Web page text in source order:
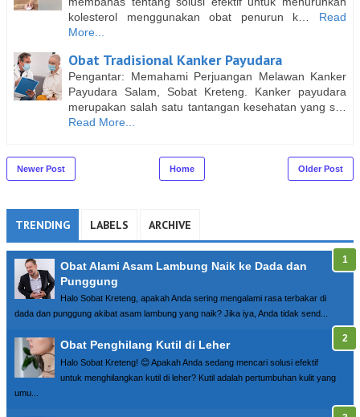
kolesterol menggunakan obat penurun k…
Read
More...
Obat Tradisional Kanker Payudara
Pengantar: Memahami Perjuangan Melawan Kanker
Payudara Salam, Sobat Kreteng. Kanker payudara
merupakan salah satu tantangan kesehatan yang s…
Read More...
Newer Post Older Post
Home
TRENDING LABELS ARCHIVE
Obat Alami Asam Lambung Naik ke Dada dan
Punggung
Halo Sobat Kreteng, apakah Anda sering mengalami rasa terbakar di
dada dan punggung akibat asam lambung yang naik? Jika iya, Anda tidak send...
Obat Penghilang Kutil di Leher
Halo Sobat Kreteng! 😊 Apakah Anda sedang mencari solusi efektif
untuk menghilangkan kutil di leher? Kutil adalah pertumbuhan kulit yang
umu...